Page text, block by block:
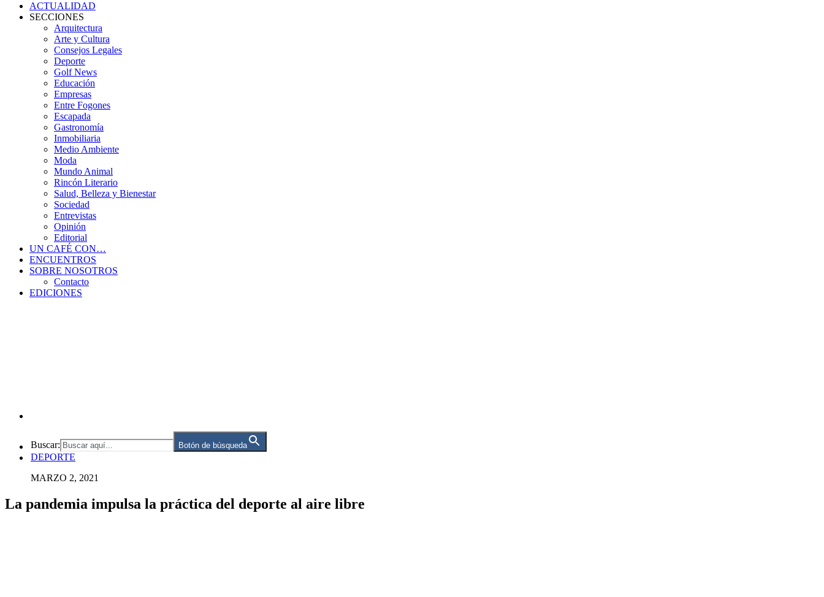
ACTUALIDAD
SECCIONES
Arquitectura
Arte y Cultura
Consejos Legales
Deporte
Golf News
Educación
Empresas
Entre Fogones
Escapada
Gastronomía
Inmobiliaria
Medio Ambiente
Moda
Mundo Animal
Rincón Literario
Salud, Belleza y Bienestar
Sociedad
Entrevistas
Opinión
Editorial
UN CAFÉ CON…
ENCUENTROS
SOBRE NOSOTROS
Contacto
EDICIONES
Buscar: Botón de búsqueda
DEPORTE
MARZO 2, 2021
La pandemia impulsa la práctica del deporte al aire libre